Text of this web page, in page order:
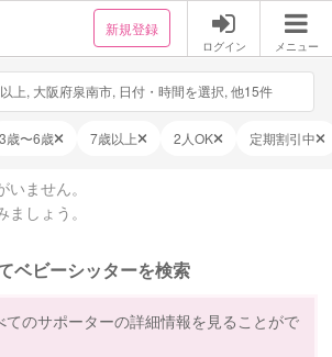
新規登録
ログイン メニュー
上, 大阪府泉南市, 日付・時間を選択, 他15件
3歳〜6歳 7歳以上 2人OK 定期割引中
ません。
しょう。
ベビーシッターを検索
てのサポーターの詳細情報を見ることがで